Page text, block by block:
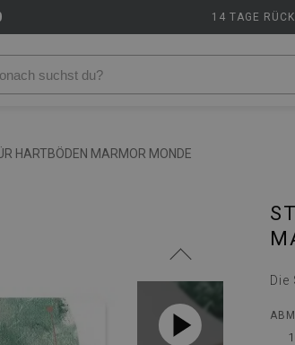
14 TAGE
HARTBÖDEN MARMOR MONDE